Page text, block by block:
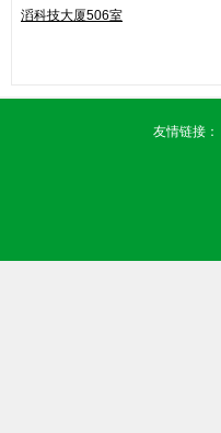
滔科技大厦506室
友情链接：